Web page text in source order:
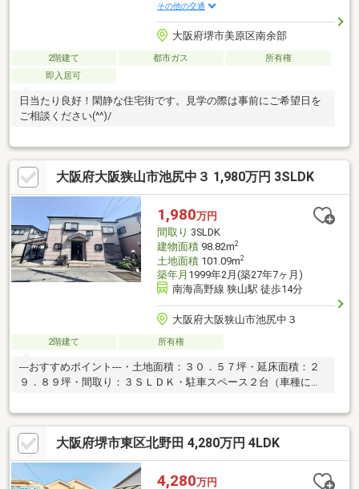
その他の交通
大阪府堺市美原区南余部
2階建て 都市ガス
所有権
即入居可
日当たり良好！閑静な住宅街です。見学の際は事前にご希望日を
ご相談ください(^^)/
大阪府大阪狭山市池尻中３ 1,980万円 3SLDK
1,980万円
間取り 3SLDK
建物面積98.82m2
土地面積101.09m2
築年月 1999年2月(築27年7ヶ月)
南海高野線 狭山駅 徒歩14分
大阪府大阪狭山市池尻中３
2階建て 所有権
---おすすめポイント---・土地面積：３０．５７坪・延床面積：２
９．８９坪・間取り：３ＳＬＤＫ・駐車スペース２台（車種によ
大阪府堺市東区北野田 4,280万円 4LDK
4,280万円